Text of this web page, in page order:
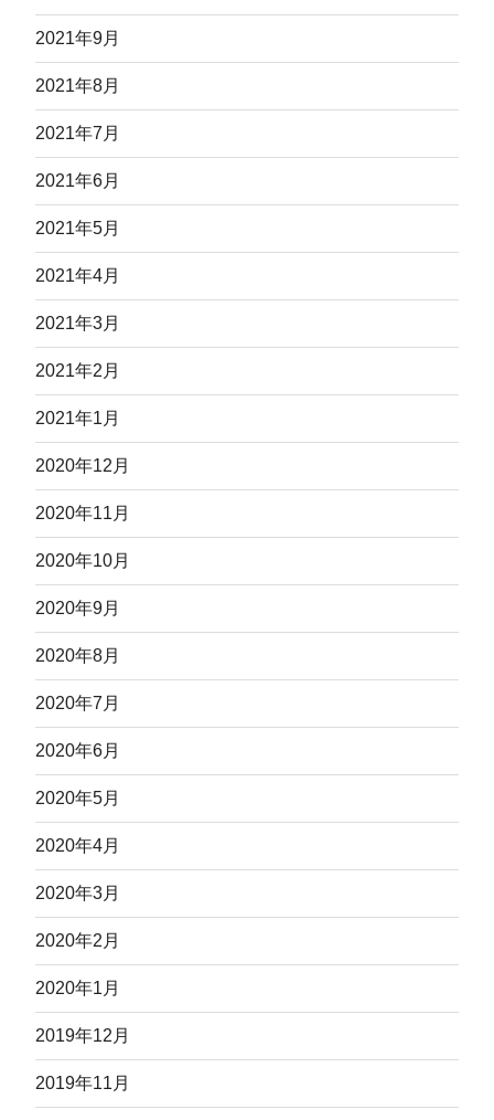
2021年9月
2021年8月
2021年7月
2021年6月
2021年5月
2021年4月
2021年3月
2021年2月
2021年1月
2020年12月
2020年11月
2020年10月
2020年9月
2020年8月
2020年7月
2020年6月
2020年5月
2020年4月
2020年3月
2020年2月
2020年1月
2019年12月
2019年11月